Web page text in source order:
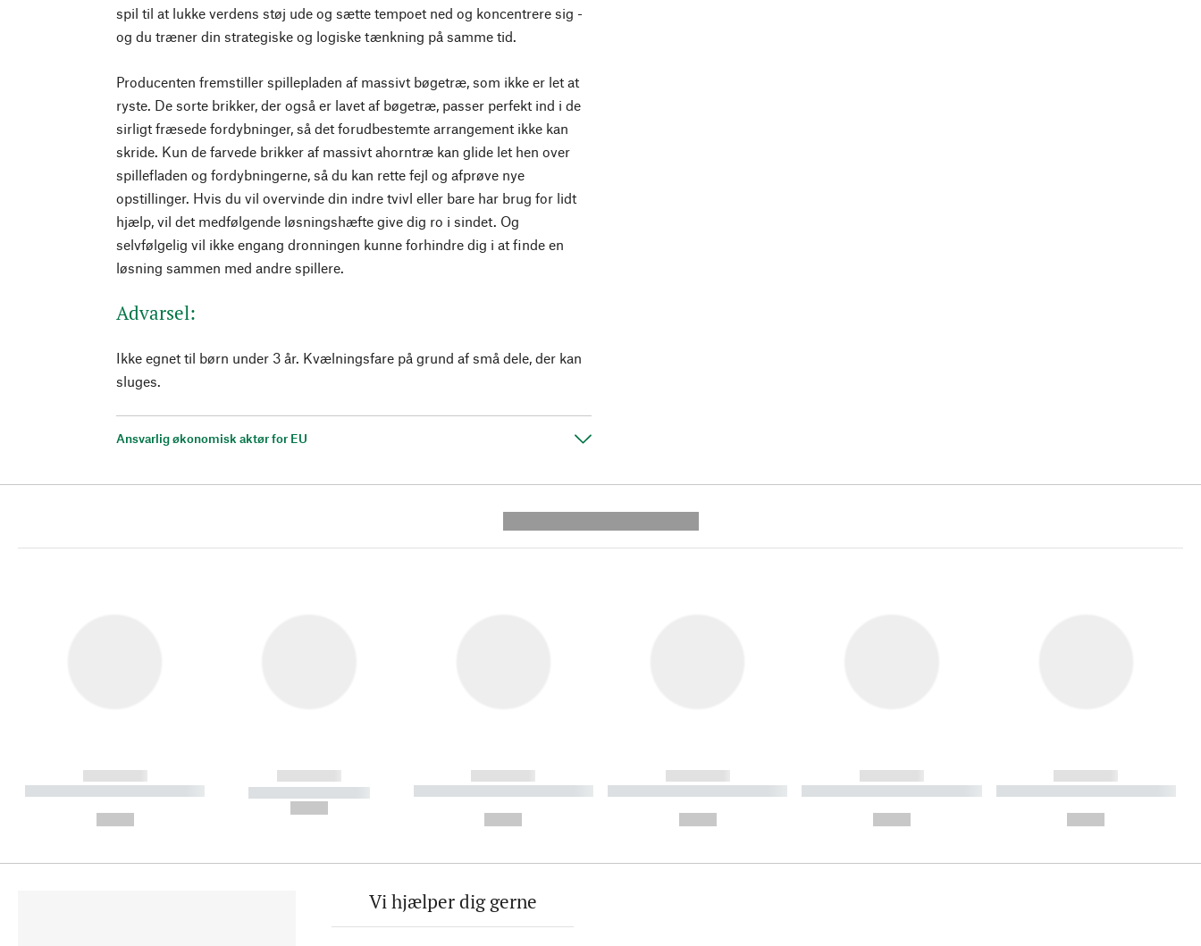
spil til at lukke verdens støj ude og sætte tempoet ned og koncentrere sig -
og du træner din strategiske og logiske tænkning på samme tid.
Producenten fremstiller spillepladen af massivt bøgetræ, som ikke er let at
ryste. De sorte brikker, der også er lavet af bøgetræ, passer perfekt ind i de
sirligt fræsede fordybninger, så det forudbestemte arrangement ikke kan
skride. Kun de farvede brikker af massivt ahorntræ kan glide let hen over
spillefladen og fordybningerne, så du kan rette fejl og afprøve nye
opstillinger. Hvis du vil overvinde din indre tvivl eller bare har brug for lidt
hjælp, vil det medfølgende løsningshæfte give dig ro i sindet. Og
selvfølgelig vil ikke engang dronningen kunne forhindre dig i at finde en
løsning sammen med andre spillere.
Advarsel:
Ikke egnet til børn under 3 år. Kvælningsfare på grund af små dele, der kan
sluges.
Ansvarlig økonomisk aktør for EU
------------
----------- ----------- ----------
------------
----------- -----------
------------
----------- ----------- ----------
------------
----------- ----------- ----------
------------
----------- ----------- ----------
------------
----------- ----------- ----------
Vi hjælper dig gerne